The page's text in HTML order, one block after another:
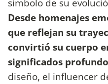
símbolo de su
Desde homenajes
que reflejan su
convirtió su cuerpo
significados
diseño, el influencer